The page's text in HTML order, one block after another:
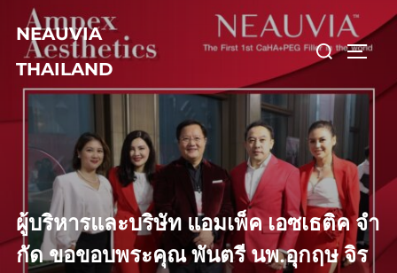
content
NEAUVIA
THAILAND
Search
for:
ผู้บริหารและบริษัท แอมเพ็ค เอซเธติค จํา
กัด ขอขอบพระคุณ พันตรี นพ.อุกฤษ จิร